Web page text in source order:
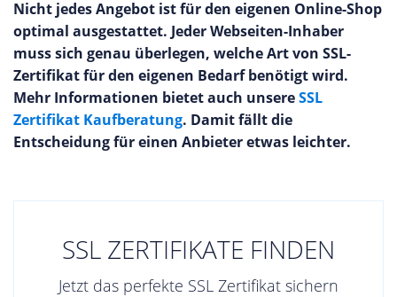
Nicht jedes Angebot ist für den eigenen Online-Shop
optimal ausgestattet. Jeder Webseiten-Inhaber
muss sich genau überlegen, welche Art von SSL-
Zertifikat für den eigenen Bedarf benötigt wird.
Mehr Informationen bietet auch unsereSSL
Zertifikat Kaufberatung. Damit fällt die
Entscheidung für einen Anbieter etwas leichter.
SSL ZERTIFIKATE FINDEN
Jetzt das perfekte SSL Zertifikat sichern